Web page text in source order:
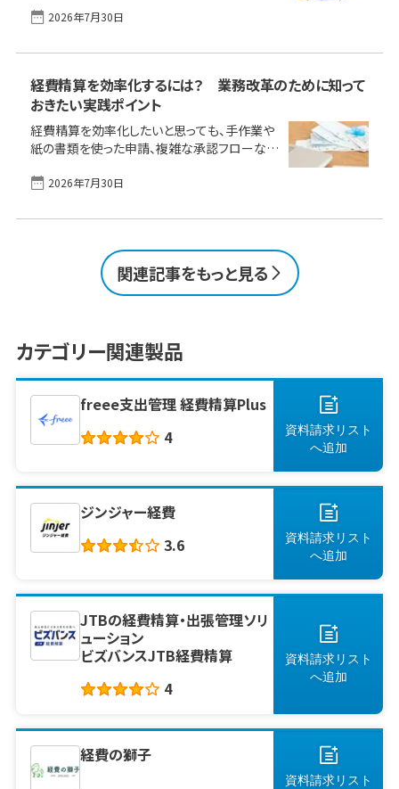
ットと注意点中小企業が経費精算システムを選
ぶ際のポイント中小企業におすすめの経費精算
者。一方で、申請者も面倒な入力作業や一時的
な立て替えに負担を感じています。このような、
す。 本記事では、AI搭載の経費精算システムが
持つ具体的な機能から、導入によって得られる
本質的なメリット、おすすめ製品、そして自社に
最適なシステムを選び抜くためのポイントまで
網羅的に解説します。AIの力で経費精算業務を
次世代のステージへと引き上げる、その第一歩
2026年7月30日
経費精算を効率化するには？ 業務改革のために知って
おきたい実践ポイント
経費精算を効率化したいと思っても、手作業や
紙の書類を使った申請、複雑な承認フローな
の締め切り前に申請が集中したり、ミスが多発
管理が煩雑になったりと、日常業務のなかで困
費精算にまつわる課題を整理しながら、効率化
のための実践的なポイントや、具体的なシステ
ム導入の方法について分かりやすく紹介します。
を分かりやすく解説 経費精算の現場でよくある
課題経費精算を効率化す [&hellip;]
2026年7月30日
関連記事をもっと見る
カテゴリー関連製品
freee支出管理 経費精算Plus
4
資料請求リスト
へ追加
ジンジャー経費
3.6
資料請求リスト
へ追加
JTBの経費精算・出張管理ソリ
ューション
ビズバンスJTB経費精算
4
資料請求リスト
へ追加
経費の獅子
資料請求リスト